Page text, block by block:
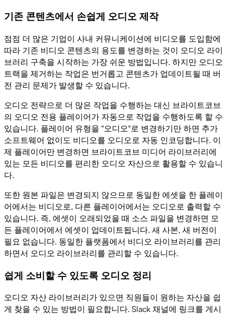
기존 콘텐츠에서 손쉽게 오디오 제작
점점 더 많은 기업이 사내 커뮤니케이션에 비디오를 도입함에
따라 기존 비디오 콘텐츠의 용도를 변경하는 것이 오디오 라이
브러리 구축을 시작하는 가장 쉬운 방법입니다. 하지만 오디오
트랙을 제거하는 작업은 번거롭고 콘텐츠가 업데이트될 때 버
전 관리 문제가 발생할 수 있습니다.
오디오 전략으로 더 많은 작업을 수행하는 대신 브라이트코브
의 오디오 전용 플레이어가 자동으로 작업을 수행하도록 할 수
있습니다. 플레이어 유형을 "오디오"로 변경하기만 하면 추가
소프트웨어 없이도 비디오를 오디오로 자동 인코딩합니다. 이
제 플레이어만 변경하면 브라이트코브 미디어 라이브러리에
있는 모든 비디오를 편리한 오디오 자산으로 활용할 수 있습니
다.
또한 원본 파일은 변경되지 않으므로 동일한 에셋을 한 플레이
어에서는 비디오로, 다른 플레이어에서는 오디오로 출력할 수
있습니다. 즉, 에셋이 오래되었을 때 소스 파일을 변경하면 모
든 플레이어에서 에셋이 업데이트됩니다. 새 사본, 새 버전이
필요 없습니다. 동일한 플랫폼에서 비디오 라이브러리를 관리
하면서 오디오 라이브러리를 관리할 수 있습니다.
쉽게 소비할 수 있도록 오디오 정리
오디오 자산 라이브러리가 있으면 직원들이 원하는 자산을 쉽
게 찾을 수 있는 방법이 필요합니다. Slack 채널에 링크를 게시